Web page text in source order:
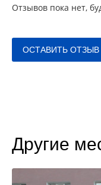
Отзывов пока нет,
ОСТАВИТЬ ОТЗЫВ
Другие